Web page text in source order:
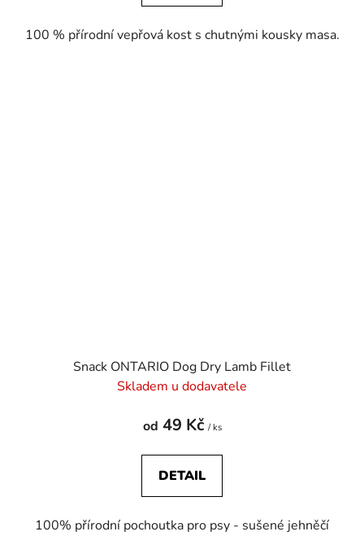
100 % přírodní vepřová kost s chutnými kousky masa.
Snack ONTARIO Dog Dry Lamb Fillet
Skladem u dodavatele
od 49 Kč / ks
DETAIL
100% přírodní pochoutka pro psy - sušené jehněčí